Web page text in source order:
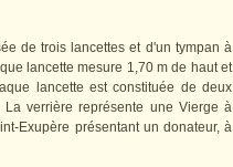
de trois lancettes et d'un tympan à
lancette mesure 1,70 m de haut et
lancette est constituée de deux
verrière représente une Vierge à
Exupère présentant un donateur, à